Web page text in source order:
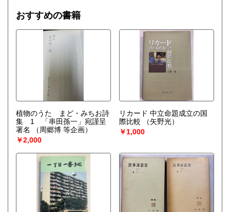
おすすめの書籍
植物のうた まど・みちお詩
集 1 「串田孫一」宛謹呈
署名
（周郷博 等企画）
￥2,000
リカード 中立命題成立の国
際比較
（矢野光）
￥1,000